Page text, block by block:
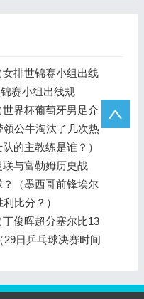
排世锦赛小组出线
赛小组出线规
界杯葡萄牙男足介
公牛淘汰了几次热
的主教练是谁？）
与富勒姆历史战
（墨西哥前锋埃尔
比分？）
俊晖超分塞尔比13
29日乒乓球决赛时间